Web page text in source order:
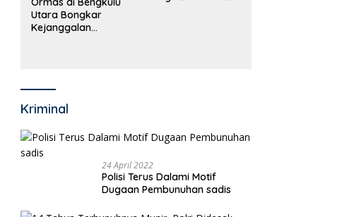
Utara Bongkar
Kejanggalan
Kriminal
24 April 2022
Polisi Terus Dalami Motif
Dugaan Pembunuhan sadis